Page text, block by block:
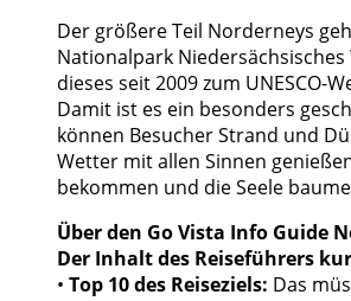
Der größere Teil Norderneys
Nationalpark
dieses seit 2009 zum UNESCO-
Damit ist es ein besonders
können Besucher Strand und
Wetter mit allen Sinnen
bekommen und die Seele
Über den Go Vista Info Guide
Der Inhalt des Reiseführers
• Top 10 des Reiseziels: Das